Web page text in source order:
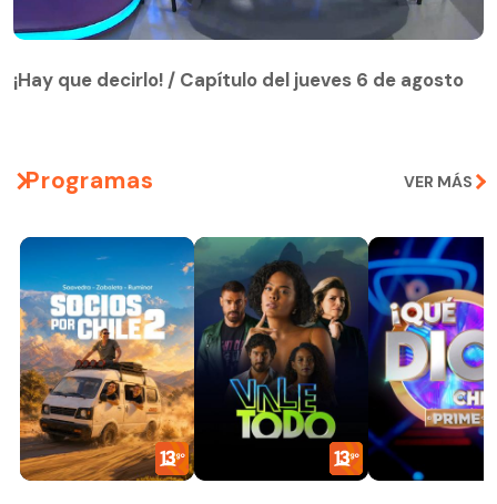
¡Hay que decirlo! / Capítulo del jueves 6 de agosto
Programas VER MÁS